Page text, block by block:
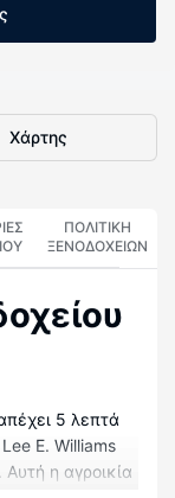
Χάρτης
ΠΟΛΙΤΙΚΗ
ΞΕΝΟΔΟΧΕΊΩΝ
5 λεπτά
E. Williams
η αγροικία